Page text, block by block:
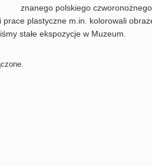
znanego polskiego
plastyczne m.in. kolorowali
stałe ekspozycje w Muzeum.